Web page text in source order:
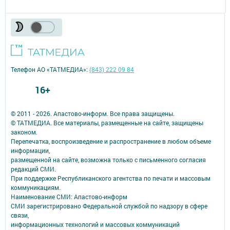
© 2011 - 2026. Апастово-информ. Все права защищены.
© ТАТМЕДИА. Все материалы, размещенные на сайте, защищены
законом.
Перепечатка, воспроизведение и распространение в любом объеме
информации,
размещенной на сайте, возможна только с письменного согласия
редакций СМИ.
При поддержке Республиканского агентства по печати и массовым
коммуникациям.
Наименование СМИ: Апастово-информ
СМИ зарегистрировано Федеральной службой по надзору в сфере
связи,
информационных технологий и массовых коммуникаций
Телефон АО «ТАТМЕДИА»:(843) 222 09 84
16+